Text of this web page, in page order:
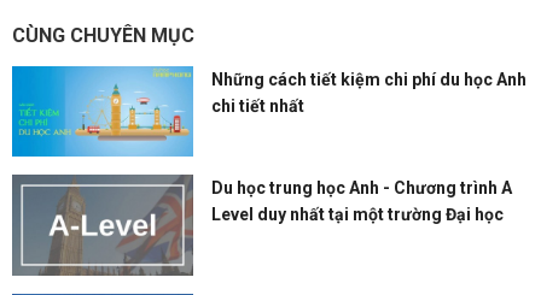
CÙNG CHUYÊN MỤC
Những cách tiết kiệm chi phí du học Anh
chi tiết nhất
Du học trung học Anh - Chương trình A
Level duy nhất tại một trường Đại học